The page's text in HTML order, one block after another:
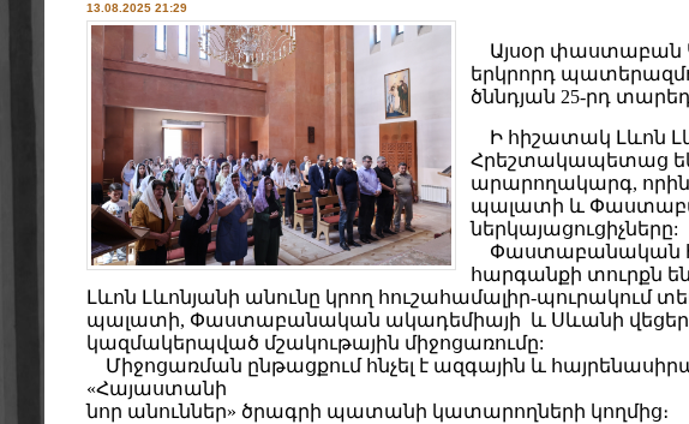
13.08.2025 21:29
Այսօր փաստաբան
երկրորդ
ծննդյան 25-րդ
Ի հիշատակ Լևոն
Հրեշտակապետաց
արարողակարգ,
պալատի և
ներկայացուցիչները:
Փաստաբանական
հարգանքի տուրքն
Լևոն Լևոնյանի անունը կրող հուշահամալիր-պուրակում
պալատի, Փաստաբանական ակադեմիայի և Սևանի
կազմակերպված մշակութային միջոցառումը:
Միջոցառման ընթացքում հնչել է ազգային և
«Հայաստանի
նոր անուններ» ծրագրի պատանի կատարողների կողմից։